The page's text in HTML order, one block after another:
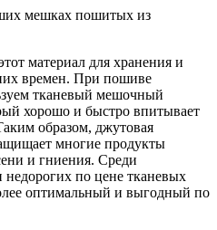
мешках пошитых из
материал для хранения и
времен. При пошиве
тканевый мешочный
хорошо и быстро впитывает
образом, джутовая
многие продукты
и гниения. Среди
по цене тканевых
оптимальный и выгодный по